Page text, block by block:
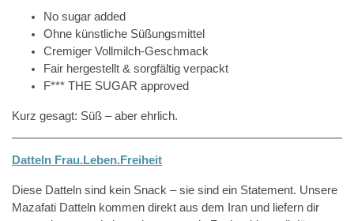
No sugar added
Ohne künstliche Süßungsmittel
Cremiger Vollmilch-Geschmack
Fair hergestellt & sorgfältig verpackt
F*** THE SUGAR approved
Kurz gesagt: Süß – aber ehrlich.
Datteln Frau.Leben.Freiheit
Diese Datteln sind kein Snack – sie sind ein Statement. Unsere
Mazafati Datteln kommen direkt aus dem Iran und liefern dir